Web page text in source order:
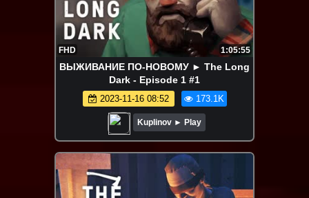
FHD 1:05:55
ВЫЖИВАНИЕ ПО-НОВОМУ ► The Long
Dark - Episode 1 #1
2023-11-16 08:52 173.1K
Kuplinov ► Play